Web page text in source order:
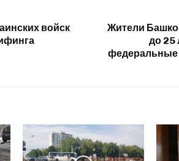
войск
Жители
до 25
федеральные